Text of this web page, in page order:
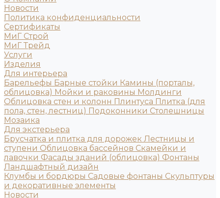
Новости
Политика конфиденциальности
Сертификаты
МиГ Строй
МиГ Трейд
Услуги
Изделия
Для интерьера
Барельефы Барные стойки Камины (порталы,
облицовка) Мойки и раковины Молдинги
Облицовка стен и колонн Плинтуса Плитка (для
пола, стен, лестниц) Подоконники Столешницы
Мозаика
Для экстерьера
Брусчатка и плитка для дорожек Лестницы и
ступени Облицовка бассейнов Скамейки и
лавочки Фасады зданий (облицовка) Фонтаны
Ландшафтный дизайн
Клумбы и бордюры Садовые фонтаны Скульптуры
и декоративные элементы
Новости